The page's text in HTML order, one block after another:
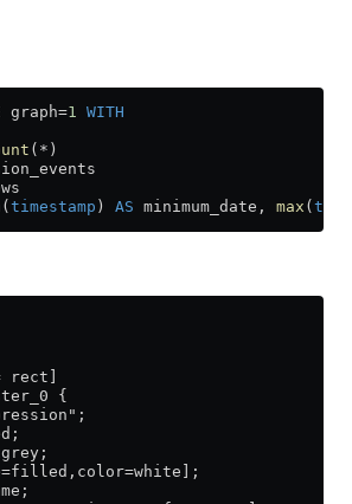
graph=1
WITH
( * )
(timestamp ) AS minimum_date, max (
rect]
{